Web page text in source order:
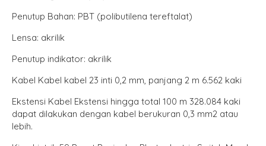
Penutup Bahan: PBT (polibutilena tereftalat)
Lensa: akrilik
Penutup indikator: akrilik
Kabel Kabel kabel 23 inti 0,2 mm, panjang 2 m 6.562 kaki
Ekstensi Kabel Ekstensi hingga total 100 m 328.084 kaki
dapat dilakukan dengan kabel berukuran 0,3 mm2 atau
lebih.